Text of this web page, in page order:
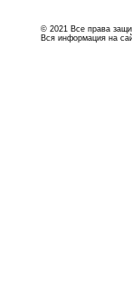
© 2021 Все права
Вся информация на